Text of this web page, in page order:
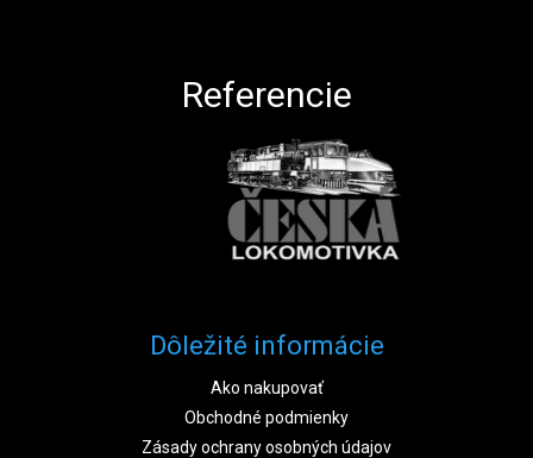
Referencie
Dôležité informácie
Ako nakupovať
Obchodné podmienky
Zásady ochrany osobných údajov